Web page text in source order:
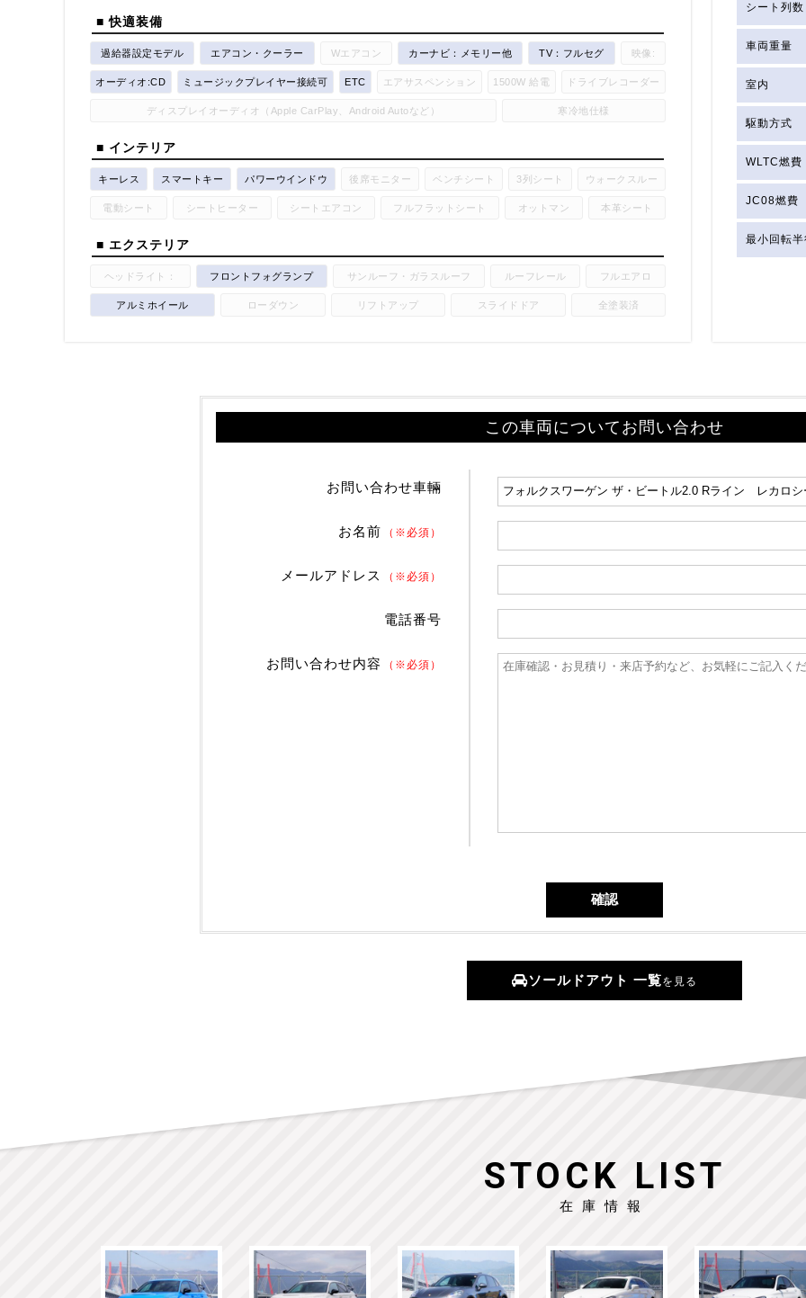
■ 快適装備
過給器設定モデル エアコン・クーラー Wエアコン カーナビ：メモリー他 TV：フルセグ 映像:
オーディオ:CD ミュージックプレイヤー接続可 ETC エアサスペンション 1500W 給電 ドライブレコーダー
ディスプレイオーディオ（Apple CarPlay、Android Autoなど） 寒冷地仕様
■ インテリア
キーレス スマートキー パワーウインドウ 後席モニター ベンチシート 3列シート ウォークスルー
電動シート シートヒーター シートエアコン フルフラットシート オットマン 本革シート
■ エクステリア
ヘッドライト： フロントフォグランプ サンルーフ・ガラスルーフ ルーフレール フルエアロ
アルミホイール ローダウン リフトアップ スライドドア 全塗装済
シート列数
車両重量
室内
駆動方式
WLTC燃費
JC08燃費
最小回転
この車両についてお問い合わせ
お問い合わせ車輛
お名前 （※必須）
メールアドレス （※必須）
電話番号
お問い合わせ内容 （※必須）
ソールドアウト 一覧を見る
STOCK LIST
在庫情報